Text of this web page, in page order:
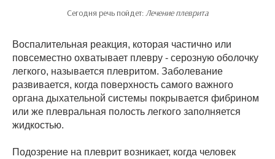
Сегодня речь пойдет:Лечение плеврита
Воспалительная реакция, которая частично или
повсеместно охватывает плевру - серозную оболочку
легкого, называется плевритом. Заболевание
развивается, когда поверхность самого важного
органа дыхательной системы покрывается фибрином
или же плевральная полость легкого заполняется
жидкостью.
Подозрение на плеврит возникает, когда человек